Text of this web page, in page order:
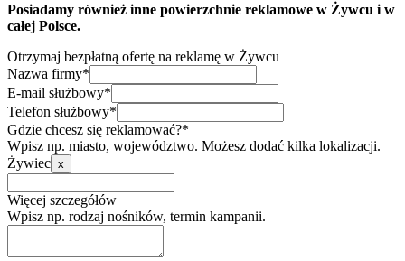
Posiadamy również inne powierzchnie reklamowe w Żywcu i w
całej Polsce.
Otrzymaj bezpłatną ofertę na reklamę w Żywcu
Nazwa firmy*
E-mail służbowy*
Telefon służbowy*
Gdzie chcesz się reklamować?*
Wpisz np. miasto, województwo. Możesz dodać kilka lokalizacji.
Żywiec x
Więcej szczegółów
Wpisz np. rodzaj nośników, termin kampanii.